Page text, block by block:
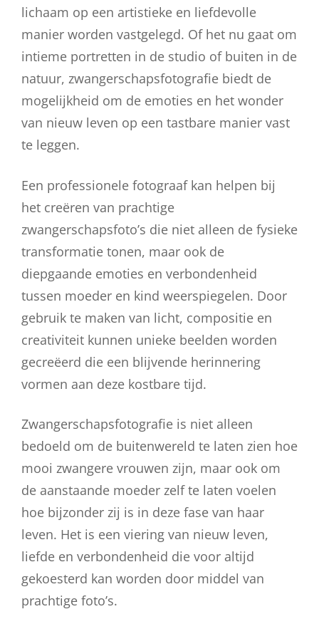
lichaam op een artistieke en liefdevolle
manier worden vastgelegd. Of het nu gaat om
intieme portretten in de studio of buiten in de
natuur, zwangerschapsfotografie biedt de
mogelijkheid om de emoties en het wonder
van nieuw leven op een tastbare manier vast
te leggen.
Een professionele fotograaf kan helpen bij
het creëren van prachtige
zwangerschapsfoto’s die niet alleen de fysieke
transformatie tonen, maar ook de
diepgaande emoties en verbondenheid
tussen moeder en kind weerspiegelen. Door
gebruik te maken van licht, compositie en
creativiteit kunnen unieke beelden worden
gecreëerd die een blijvende herinnering
vormen aan deze kostbare tijd.
Zwangerschapsfotografie is niet alleen
bedoeld om de buitenwereld te laten zien hoe
mooi zwangere vrouwen zijn, maar ook om
de aanstaande moeder zelf te laten voelen
hoe bijzonder zij is in deze fase van haar
leven. Het is een viering van nieuw leven,
liefde en verbondenheid die voor altijd
gekoesterd kan worden door middel van
prachtige foto’s.